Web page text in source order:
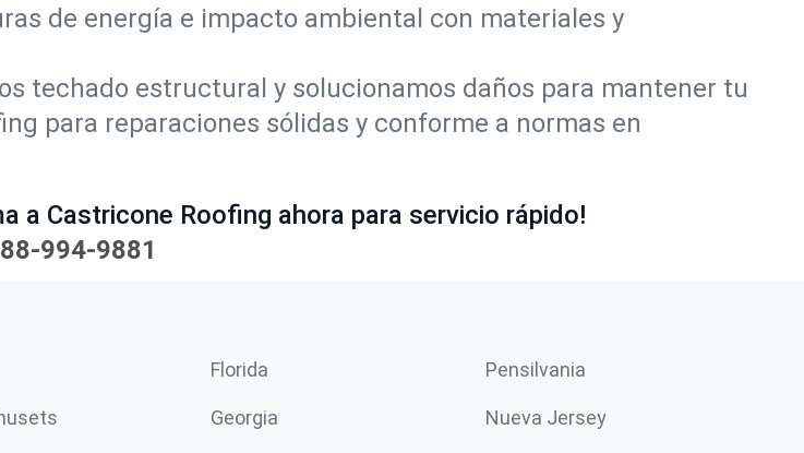
de energía e impacto ambiental con materiales y
techado estructural y solucionamos daños para mantener tu
para reparaciones sólidas y conforme a normas en
a Castricone Roofing ahora para servicio rápido!
994-9881
Florida Pensilvania
Georgia Nueva Jersey